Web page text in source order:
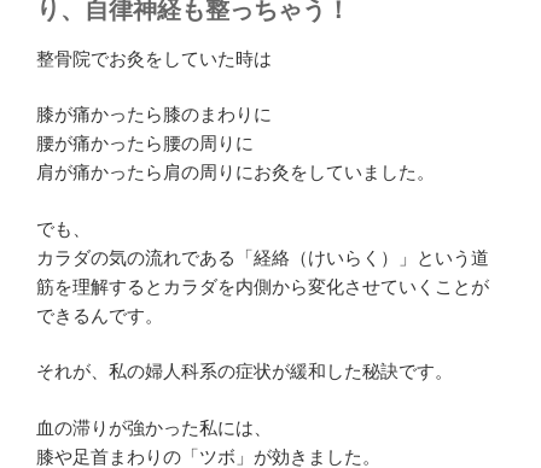
り、自律神経も整っちゃう！
整骨院でお灸をしていた時は
膝が痛かったら膝のまわりに
腰が痛かったら腰の周りに
肩が痛かったら肩の周りにお灸をしていました。
でも、
カラダの気の流れである「経絡（けいらく）」という道
筋を理解するとカラダを内側から変化させていくことが
できるんです。
それが、 私の婦人科系の症状が緩和した秘訣です。
血の滞りが強かった私には、
膝や足首まわりの「ツボ」が効きました。